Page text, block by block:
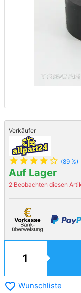
Verkäufer
star star star star star_outline (89 %)
Auf Lager
2 Beobachten diesen
favorite_border Wunschliste